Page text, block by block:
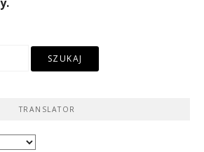
TRANSLATOR